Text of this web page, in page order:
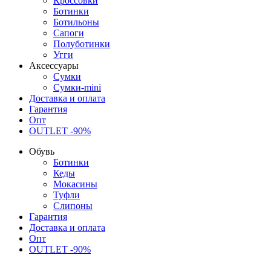
Ботинки
Ботильоны
Сапоги
Полуботинки
Угги
Аксессуары
Сумки
Сумки-mini
Доставка и оплата
Гарантия
Опт
OUTLET -90%
Обувь
Ботинки
Кеды
Мокасины
Туфли
Слипоны
Гарантия
Доставка и оплата
Опт
OUTLET -90%